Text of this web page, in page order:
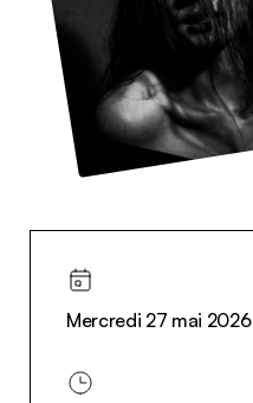
Mercredi 27 mai 2026